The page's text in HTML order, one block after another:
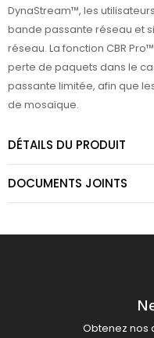
DynaStream™, les
bande passante réseau et
réseau. La fonction CBR
perte de paquets dans le
passante limitée, afin que
de mosaïque.
DÉTAILS DU PRODUIT
DOCUMENTS JOINTS
Obtenez nos